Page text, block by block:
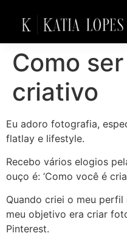
Como
criativo
Eu adoro fotografia,
flatlay e lifestyle.
Recebo vários elogios
ouço é: ‘Como você é
Quando criei o meu perfil
meu objetivo era criar
Pinterest.